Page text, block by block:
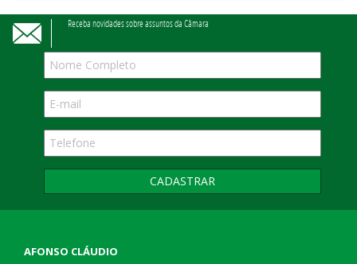
Receba novidades sobre assuntos da Câmara
CADASTRAR
AFONSO CLÁUDIO